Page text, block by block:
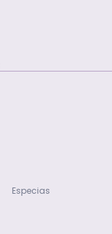
Especias